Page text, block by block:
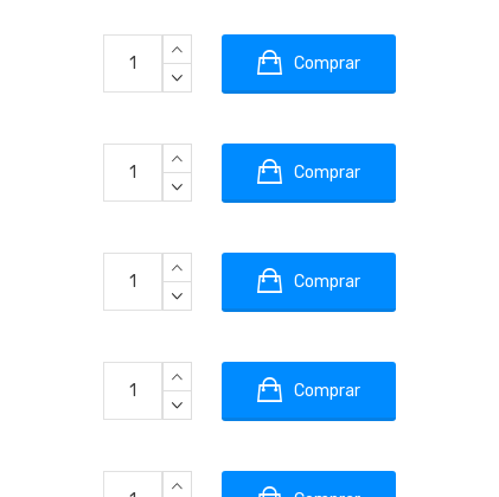
Comprar
Comprar
Comprar
Comprar